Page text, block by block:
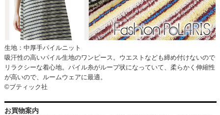
生地：中厚手パイルニット
吸汗性の高いパイル生地のワンピース。ウエストなども締め付けないので
リラクシーな着心地。パイル糸がループ状になっていて、柔らかく伸縮性
が高いので、ルームウェアに最適。
©ブティック社
お買物案内